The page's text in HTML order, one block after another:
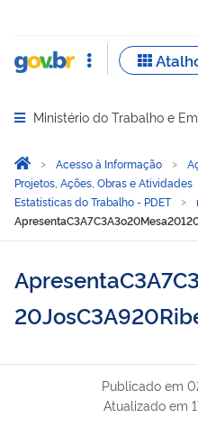
Abrir menu principal de
Ministério do Trabalho e
Você está aqui:
Página Inicial
Acesso à Informação
Projetos, Ações, Obras e Atividades
Estatísticas do Trabalho - PDET
Publicado em
Atualizado em